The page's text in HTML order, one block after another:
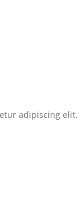
adipiscing elit.